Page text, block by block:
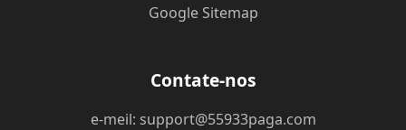
Google Sitemap
Contate-nos
e-meil: support@55933paga.com